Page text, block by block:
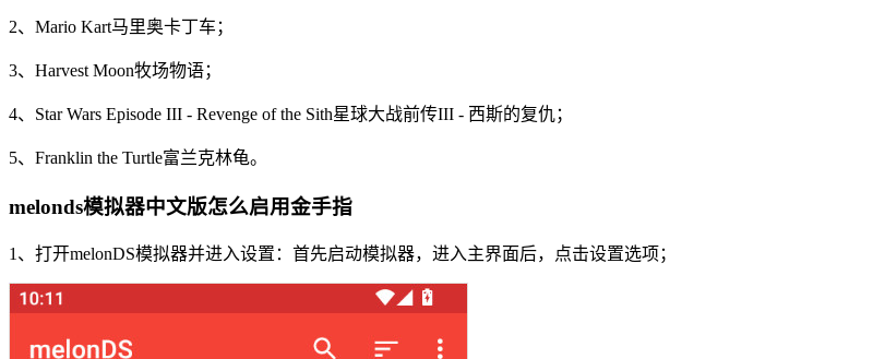
2、Mario Kart马里奥卡丁车；
3、Harvest Moon牧场物语；
4、Star Wars Episode III - Revenge of the Sith星球大战前传III - 西斯的复仇；
5、Franklin the Turtle富兰克林龟。
melonds模拟器中文版怎么启用金手指
1、打开melonDS模拟器并进入设置：首先启动模拟器，进入主界面后，点击设置选项；